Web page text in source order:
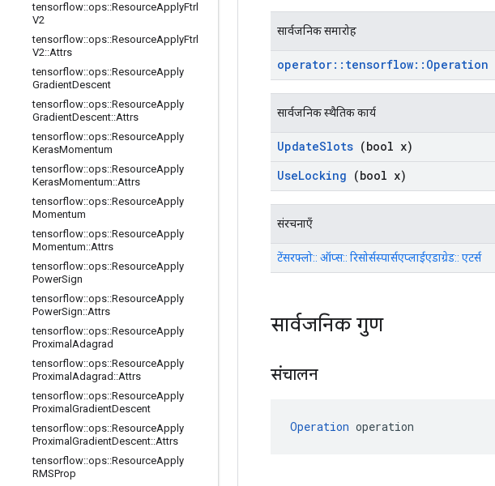
tensorflow::ops::ResourceApplyFtrl
V2
tensorflow::ops::ResourceApplyFtrl
V2::Attrs
tensorflow::ops::ResourceApply
GradientDescent
tensorflow::ops::ResourceApply
GradientDescent::Attrs
tensorflow::ops::ResourceApply
KerasMomentum
tensorflow::ops::ResourceApply
KerasMomentum::Attrs
tensorflow::ops::ResourceApply
Momentum
tensorflow::ops::ResourceApply
Momentum::Attrs
tensorflow::ops::ResourceApply
PowerSign
tensorflow::ops::ResourceApply
PowerSign::Attrs
tensorflow::ops::ResourceApply
Proximal Adagrad
tensorflow::ops::ResourceApply
Proximal Adagrad ::Attrs
tensorflow::ops::ResourceApply
Proximal GradientDescent
tensorflow::ops::ResourceApply
Proximal GradientDescent::Attrs
tensorflow::ops::ResourceApply
RMSProp
सार्वजनिक समारोह
operator:: tensorflow:: Operation
सार्वजनिक स्थैतिक कार्य
UpdateSlots (bool x)
UseLocking (bool x)
संरचनाएँ
टेंसरफ्लो:: ऑप्स:: रिसोर्सस्पार्सएप्लाईएडाग्रेड:: एटर्स
सार्वजनिक गुण
संचालन
Operation operation